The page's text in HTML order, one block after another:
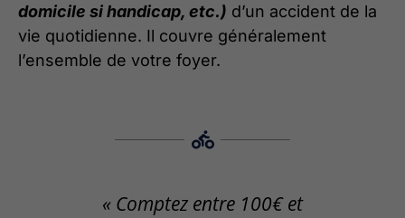
domicile si handicap, etc.) d’un accident de la
vie quotidienne. Il couvre généralement
l’ensemble de votre foyer.
« Comptez entre 100€ et